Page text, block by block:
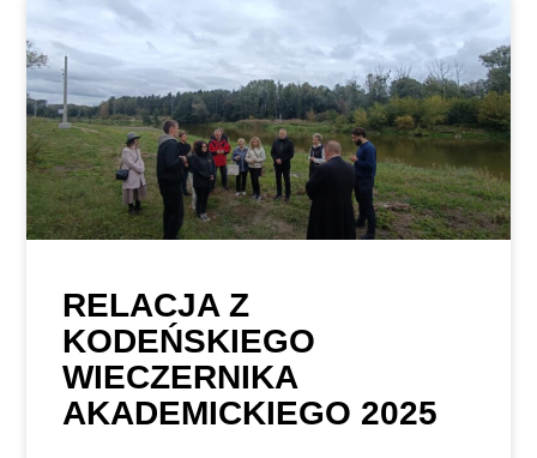
RELACJA Z
KODEŃSKIEGO
WIECZERNIKA
AKADEMICKIEGO 2025